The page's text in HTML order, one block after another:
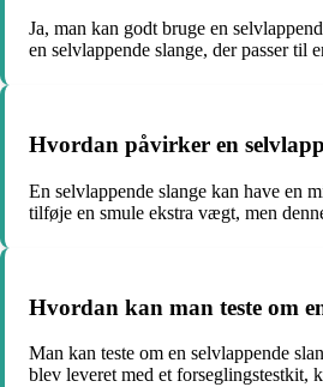
Ja, man kan godt bruge en
en selvlappende slange, der passer
Hvordan påvirker en
En selvlappende slange kan have en
tilføje en smule ekstra vægt, men
Hvordan kan man teste om
Man kan teste om en selvlappende
blev leveret med et forseglingstestkit,